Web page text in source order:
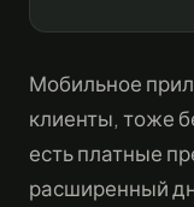
Мобильное
клиенты, тоже
есть платные
расширенный